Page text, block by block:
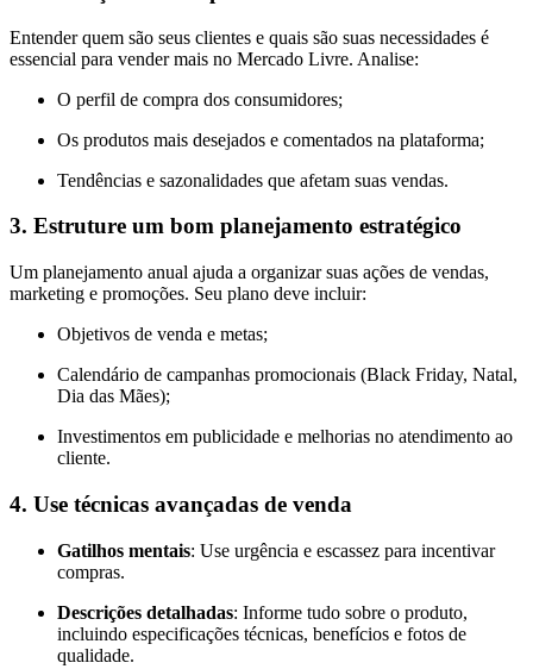
Entender quem são seus clientes e quais são suas necessidades é
essencial para vender mais no Mercado Livre. Analise:
O perfil de compra dos consumidores;
Os produtos mais desejados e comentados na plataforma;
Tendências e sazonalidades que afetam suas vendas.
3. Estruture um bom planejamento estratégico
Um planejamento anual ajuda a organizar suas ações de vendas,
marketing e promoções. Seu plano deve incluir:
Objetivos de venda e metas;
Calendário de campanhas promocionais (Black Friday, Natal,
Dia das Mães);
Investimentos em publicidade e melhorias no atendimento ao
cliente.
4. Use técnicas avançadas de venda
Gatilhos mentais: Use urgência e escassez para incentivar
compras.
Descrições detalhadas: Informe tudo sobre o produto,
incluindo especificações técnicas, benefícios e fotos de
qualidade.